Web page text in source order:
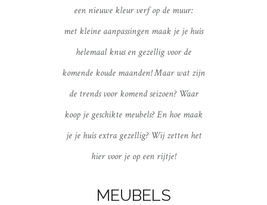
een nieuwe kleur verf op de muur:
met kleine aanpassingen maak je je huis
helemaal knus en gezellig voor de
komende koude maanden! Maar wat zijn
de trends voor komend seizoen? Waar
koop je geschikte meubels? En hoe maak
je je huis extra gezellig? Wij zetten het
hier voor je op een rijtje!
MEUBELS